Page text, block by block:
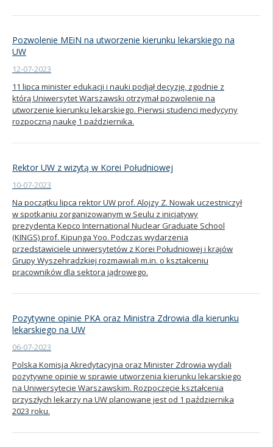
Pozwolenie MEiN na utworzenie kierunku lekarskiego na
UW
12-07-2023
11 lipca minister edukacji i nauki podjął decyzję, zgodnie z
którą Uniwersytet Warszawski otrzymał pozwolenie na
utworzenie kierunku lekarskiego. Pierwsi studenci medycyny
rozpoczną naukę 1 października.
Rektor UW z wizytą w Korei Południowej
10-07-2023
Na początku lipca rektor UW prof. Alojzy Z. Nowak uczestniczył
w spotkaniu zorganizowanym w Seulu z inicjatywy
prezydenta Kepco International Nuclear Graduate School
(KINGS) prof. Kipunga Yoo. Podczas wydarzenia
przedstawiciele uniwersytetów z Korei Południowej i krajów
Grupy Wyszehradzkiej rozmawiali m.in. o kształceniu
pracowników dla sektora jądrowego.
Pozytywne opinie PKA oraz Ministra Zdrowia dla kierunku
lekarskiego na UW
06-07-2023
Polska Komisja Akredytacyjna oraz Minister Zdrowia wydali
pozytywne opinie w sprawie utworzenia kierunku lekarskiego
na Uniwersytecie Warszawskim. Rozpoczęcie kształcenia
przyszłych lekarzy na UW planowane jest od 1 października
2023 roku.